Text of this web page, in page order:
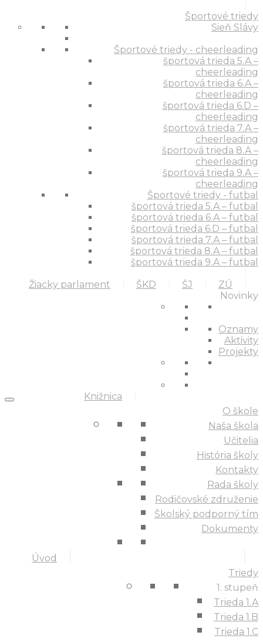
Športové triedy
Sieň Slávy
Športové triedy - cheerleading
športová trieda 5.A –
cheerleading
športová trieda 6.A –
cheerleading
športová trieda 6.D –
cheerleading
športová trieda 7.A –
cheerleading
športová trieda 8.A –
cheerleading
športová trieda 9.A –
cheerleading
Športové triedy - futbal
športová trieda 5.A – futbal
športová trieda 6.A – futbal
športová trieda 6.D – futbal
športová trieda 7.A – futbal
športová trieda 8.A – futbal
športová trieda 9.A – futbal
Žiacky parlament
ŠKD ŠJ ZÚ
Knižnica
Novinky
Oznamy
Aktivity
Projekty
Úvod
O škole
Naša škola
Učitelia
História školy
Kontakty
Rada školy
Rodičovské združenie
Školský podporný tím
Dokumenty
Triedy
1. stupeň
Trieda 1.A
Trieda 1.B
Trieda 1.C